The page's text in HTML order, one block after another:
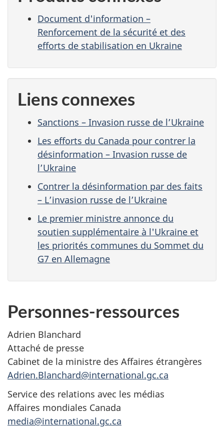
Document d'information –
Renforcement de la sécurité et des
efforts de stabilisation en Ukraine
Liens connexes
Sanctions – Invasion russe de l’Ukraine
Les efforts du Canada pour contrer la
désinformation – Invasion russe de
l’Ukraine
Contrer la désinformation par des faits
– L’invasion russe de l’Ukraine
Le premier ministre annonce du
soutien supplémentaire à l'Ukraine et
les priorités communes du Sommet du
G7 en Allemagne
Personnes-ressources
Adrien Blanchard
Attaché de presse
Cabinet de la ministre des Affaires étrangères
Adrien.Blanchard@international.gc.ca
Service des relations avec les médias
Affaires mondiales Canada
media@international.gc.ca